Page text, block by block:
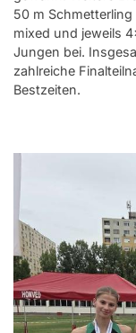
50 m
mixed und jeweils
Jungen bei.
zahlreiche
Bestzeiten.